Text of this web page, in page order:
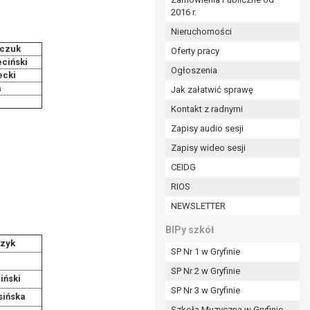
2016 r.
Nieruchomości
Oferty pracy
Ogłoszenia
Jak załatwić sprawę
Kontakt z radnymi
Zapisy audio sesji
Zapisy wideo sesji
CEIDG
RIOS
NEWSLETTER
BIPy szkół
SP Nr 1 w Gryfinie
SP Nr 2 w Gryfinie
SP Nr 3 w Gryfinie
(Dz.U. z 2017r., poz. 1875 ze zm.) oraz z
Gminy;
i celu określonym w treści zgody.
odbiorcom lub kategoriom odbiorców danych
danych osobowych;
z terminami archiwizacji określonymi przez
czasu wycofania tej zgody.
do realizacji zawartej umowy, a po tym
na przetwarzanie danych po zakończeniu i
z umowy o dofinansowanie zawartej między